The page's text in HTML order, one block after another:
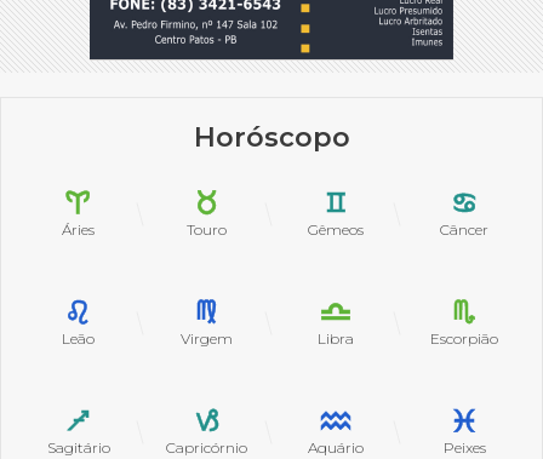
Horóscopo
Áries Touro Gêmeos Câncer
Leão Virgem Libra Escorpião
Sagitário Capricórnio Aquário Peixes